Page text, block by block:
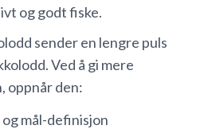
og godt fiske.
sender en lengre puls
Ved å gi mere
oppnår den:
mål-definisjon